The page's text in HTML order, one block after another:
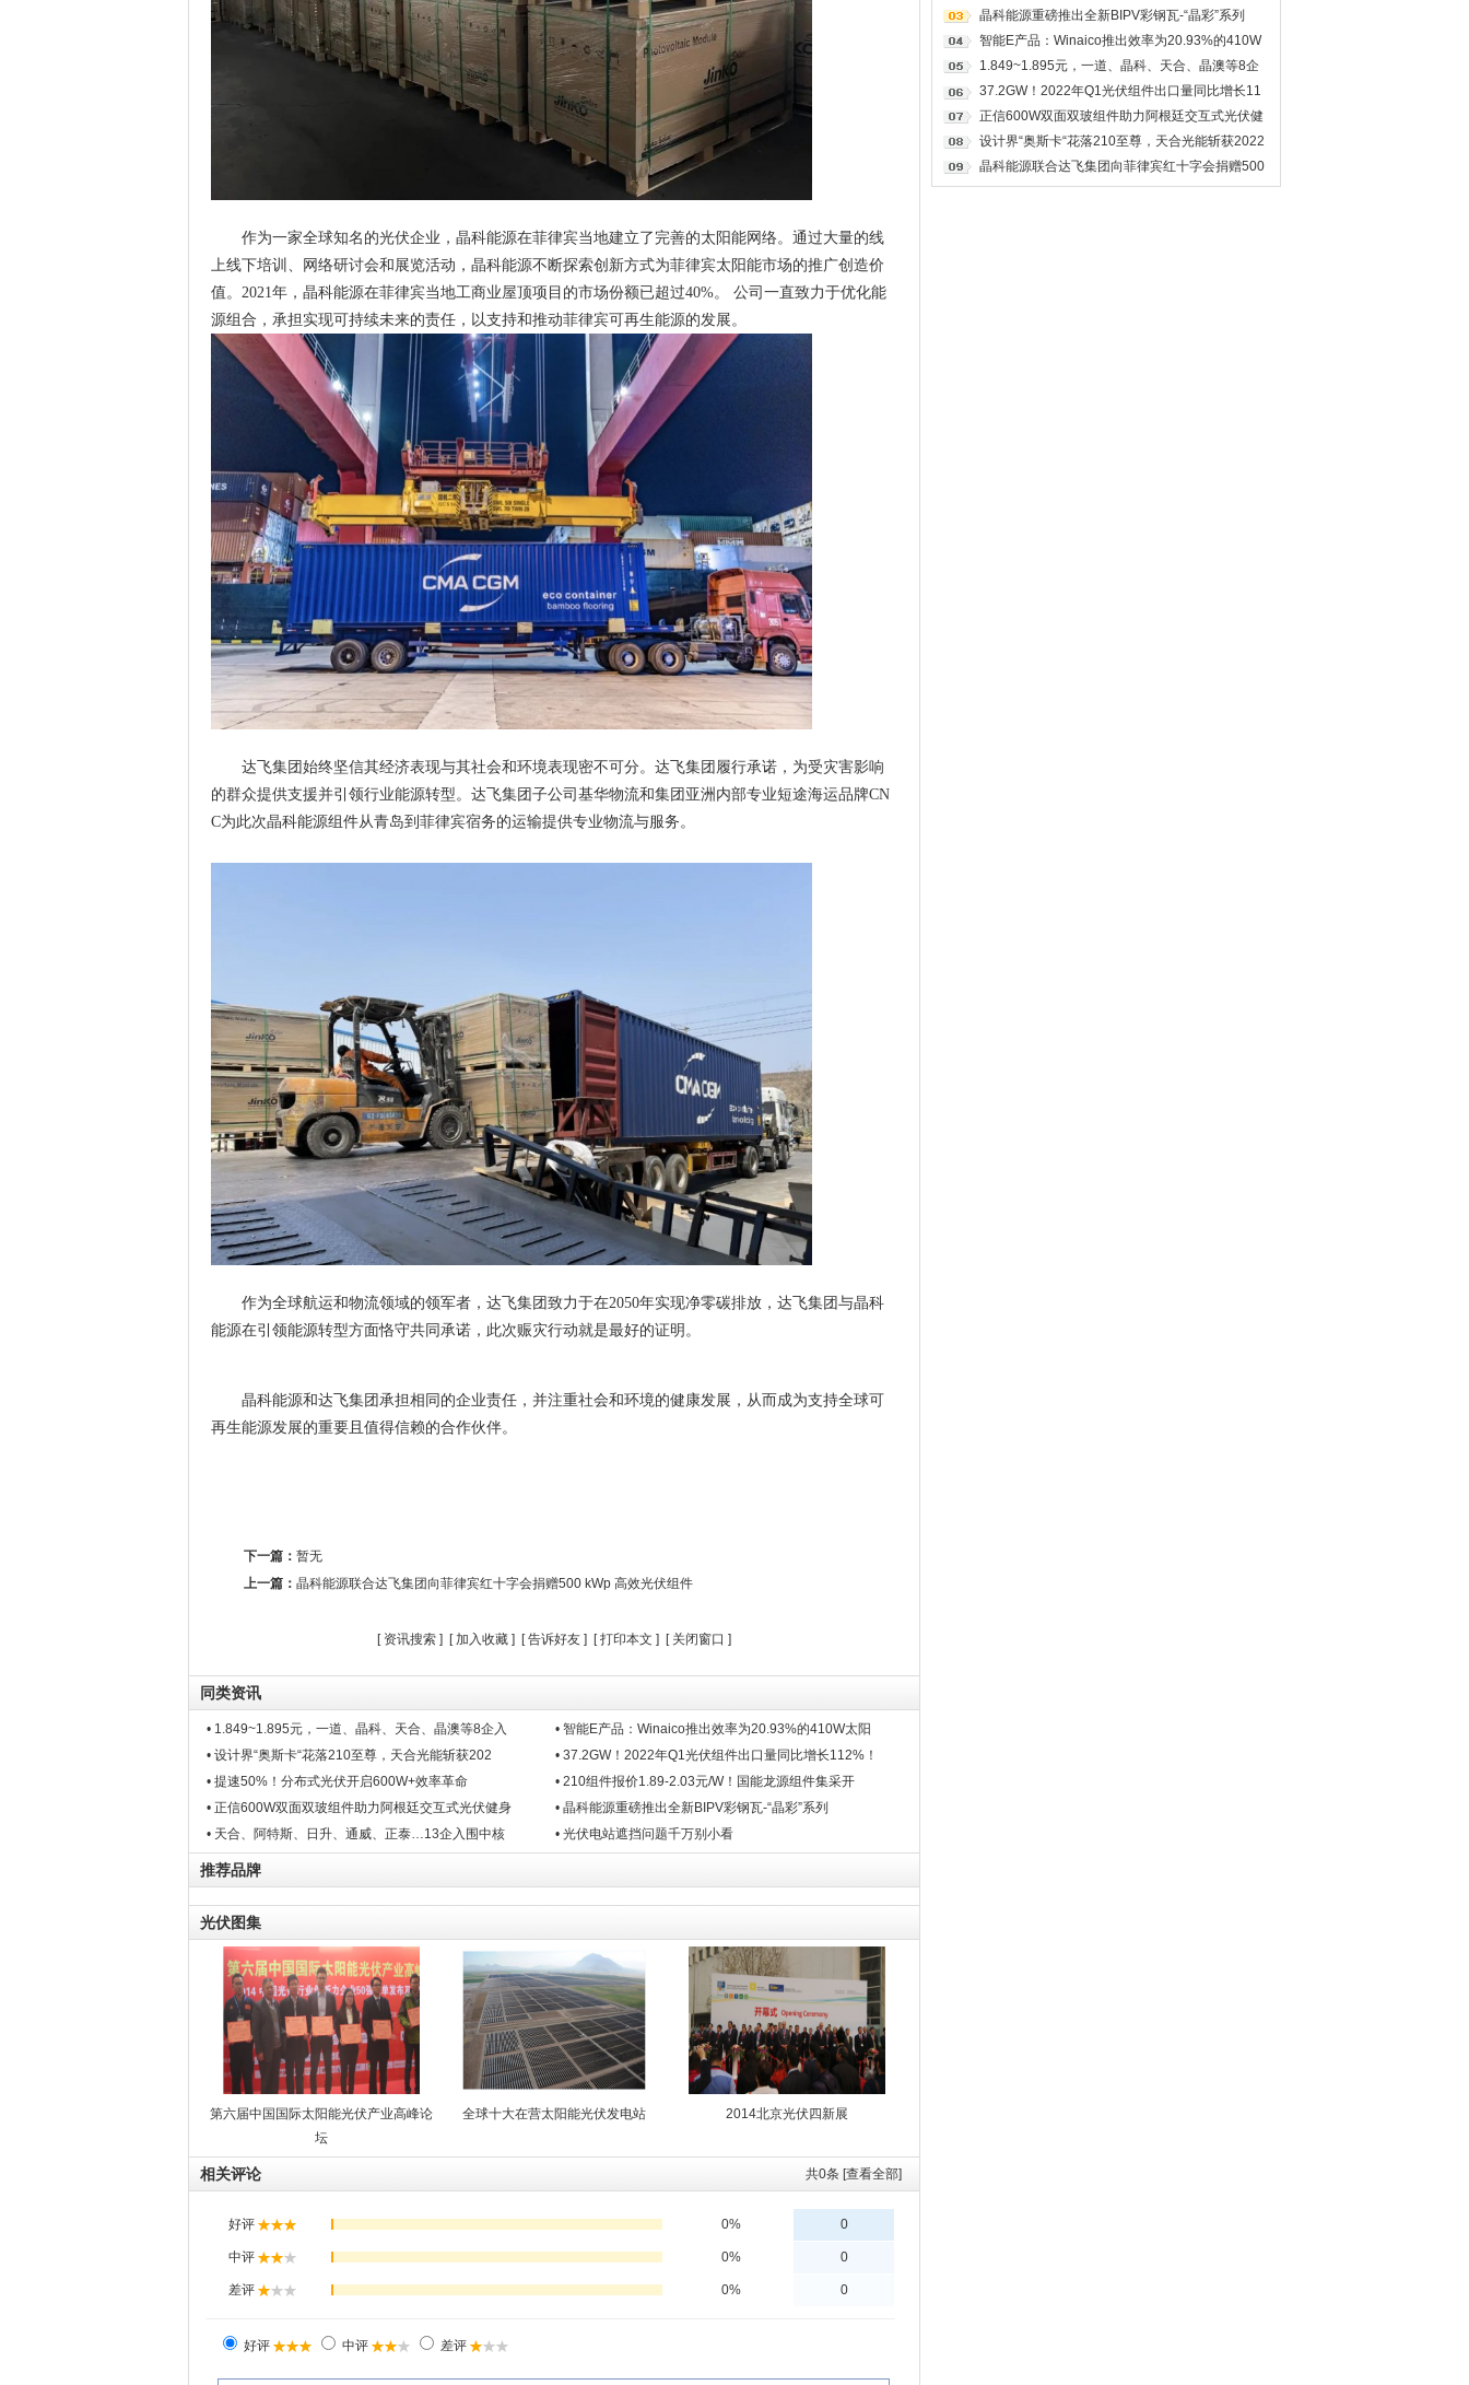
作为一家全球知名的光伏企业，晶科能源在菲律宾当地建立了完善的太阳能网络。通过大量的线
上线下培训、网络研讨会和展览活动，晶科能源不断探索创新方式为菲律宾太阳能市场的推广创造价
值。2021年，晶科能源在菲律宾当地工商业屋顶项目的市场份额已超过40%。 公司一直致力于优化能
源组合，承担实现可持续未来的责任，以支持和推动菲律宾可再生能源的发展。
达飞集团始终坚信其经济表现与其社会和环境表现密不可分。达飞集团履行承诺，为受灾害影响
的群众提供支援并引领行业能源转型。达飞集团子公司基华物流和集团亚洲内部专业短途海运品牌CN
C为此次晶科能源组件从青岛到菲律宾宿务的运输提供专业物流与服务。
作为全球航运和物流领域的领军者，达飞集团致力于在2050年实现净零碳排放，达飞集团与晶科
能源在引领能源转型方面恪守共同承诺，此次赈灾行动就是最好的证明。
晶科能源和达飞集团承担相同的企业责任，并注重社会和环境的健康发展，从而成为支持全球可
再生能源发展的重要且值得信赖的合作伙伴。
下一篇： 暂无
上一篇： 晶科能源联合达飞集团向菲律宾红十字会捐赠500 kWp 高效光伏组件
[ 资讯搜索 ] [加入收藏 ] [告诉好友 ] [打印本文 ] [ 关闭窗口 ]
同类资讯
• 1.849~1.895元，一道、晶科、天合、晶澳等8企入
• 智能E产品：Winaico推出效率为20.93%的410W太阳
• 设计界“奥斯卡“花落210至尊，天合光能斩获202
• 37.2GW！2022年Q1光伏组件出口量同比增长112%！
• 提速50%！分布式光伏开启600W+效率革命
• 210组件报价1.89-2.03元/W！国能龙源组件集采开
• 正信600W双面双玻组件助力阿根廷交互式光伏健身
• 晶科能源重磅推出全新BIPV彩钢瓦-“晶彩”系列
• 天合、阿特斯、日升、通威、正泰…13企入围中核
• 光伏电站遮挡问题千万别小看
推荐品牌
光伏图集
第六届中国国际太阳能光伏产业高峰论
坛
全球十大在营太阳能光伏发电站 2014北京光伏四新展
共0条 [查看全部]
相关评论
晶科能源重磅推出全新BIPV彩钢瓦-“晶彩”系列
智能E产品：Winaico推出效率为20.93%的410W
太阳能电池板
1.849~1.895元，一道、晶科、天合、晶澳等8企
入围华润5.1GW组件集采
37.2GW！2022年Q1光伏组件出口量同比增长11
2%！
正信600W双面双玻组件助力阿根廷交互式光伏健
身公园项目
设计界“奥斯卡“花落210至尊，天合光能斩获2022
红点产品设计大奖
晶科能源联合达飞集团向菲律宾红十字会捐赠500
kWp 高效光伏组件